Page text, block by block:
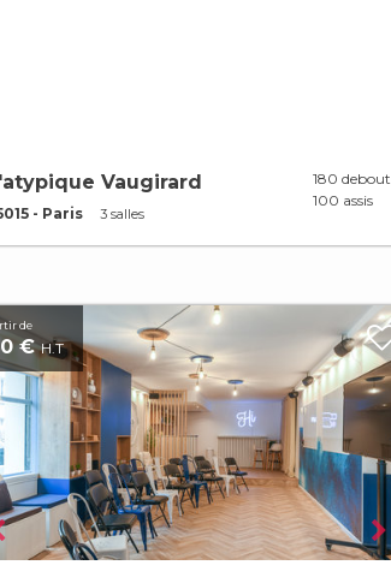
Vaugirard
- Paris 3 salles
180 debout
100 assis
de
€H.T